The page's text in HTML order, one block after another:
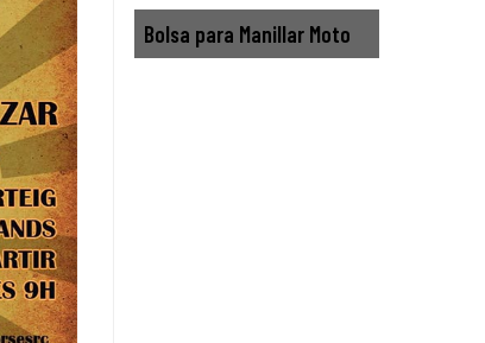
Bolsa para Manillar Moto